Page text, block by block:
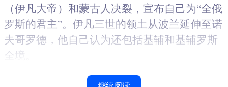
（伊凡大帝）和蒙古人决裂，宣布自己为“全俄
罗斯的君主”。伊凡三世的领土从波兰延伸至诺
夫哥罗德，他自己认为还包括基辅和基辅罗斯
全境。